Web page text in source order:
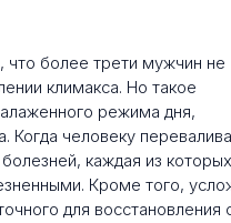
что более трети мужчин не
климакса. Но такое
режима дня,
Когда человеку
каждая из которых
Кроме того,
для восстановления